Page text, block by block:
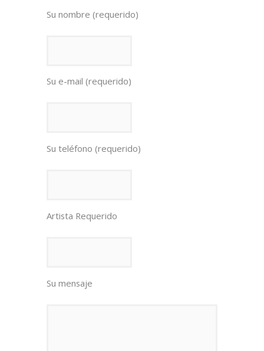
Su nombre (requerido)
Su e-mail (requerido)
Su teléfono (requerido)
Artista Requerido
Su mensaje